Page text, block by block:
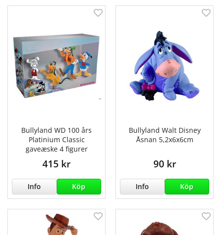
Bullyland WD 100 års
Platinium Classic
gaveæske 4 figurer
415 kr
Info Köp
Bullyland Walt Disney
Åsnan 5,2x6x6cm
90 kr
Info Köp